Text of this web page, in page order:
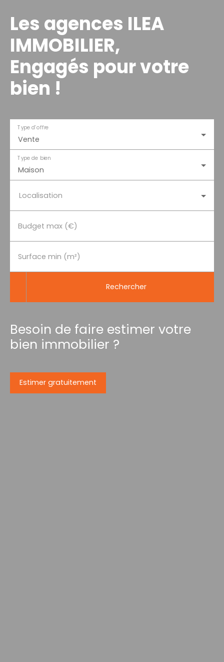
Les agences ILEA
IMMOBILIER,
Engagés pour votre
bien !
Vente
Type d'offre
Maison
Type de bien
Localisation
Budget max (€)
Surface min (m²)
Rechercher
Besoin de faire estimer votre
bien immobilier ?
Estimer gratuitement